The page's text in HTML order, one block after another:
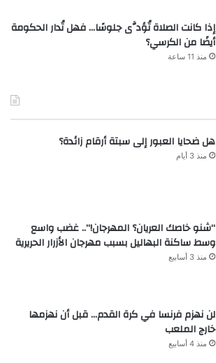
إذا كانت الصلاة تُؤدَّى جلوسًا… فهل تُدار الحكومة
أيضًا من الكرسي؟
منذ 11 ساعة
هل ضحايا العبور إلى سبتة أرقام زائدة؟
منذ 3 أيام
“شنو خاصك العريان؟ المهرجان!”.. غضب واسع
وسط ساكنة البهاليل بسبب مهرجان الأزرار الحريرية
منذ 3 أسابيع
لن نهزم فرنسا في كرة القدم… قبل أن نهزمها
خارج الملعب
منذ 4 أسابيع